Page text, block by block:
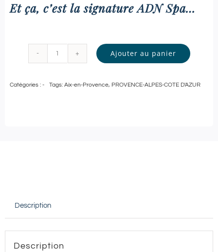
Et ça, c’est la signature ADN Spa…
Pass
utiliser
Iris
Ajouter au panier
Catégories : - Tags: Aix-en-Provence, PROVENCE-ALPES-COTE D'AZUR
Description
Description